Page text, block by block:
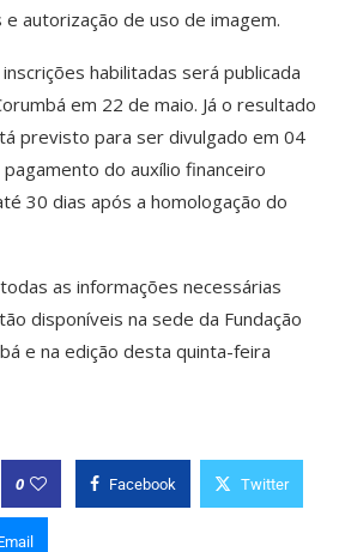
autorização de uso de imagem.
habilitadas será publicada
em 22 de maio. Já o resultado
previsto para ser divulgado em 04
do auxílio financeiro
30 dias após a homologação do
as informações necessárias
disponíveis na sede da Fundação
e na edição desta quinta-feira
0 Facebook Twitter